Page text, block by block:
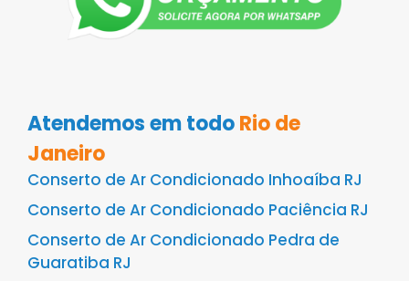
Atendemos em todoRio de
Janeiro
Conserto de Ar Condicionado Inhoaíba RJ
Conserto de Ar Condicionado Paciência RJ
Conserto de Ar Condicionado Pedra de
Guaratiba RJ